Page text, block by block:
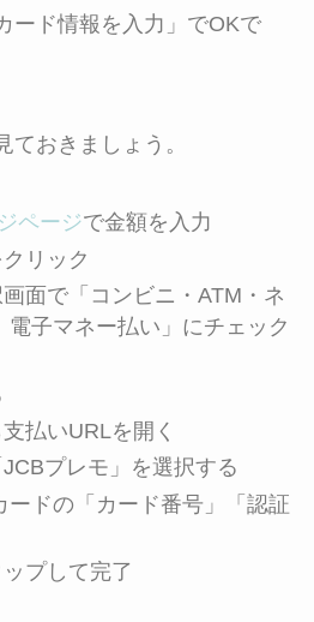
ード情報を入力 」でOKで
おきましょう。
ページで金額を入力
リック
面で「コンビニ・ATM・ネ
電子マネー払い」にチェック
払いURLを開く
プレモ」を選択する
ードの「カード番号」「認証
ップして完了